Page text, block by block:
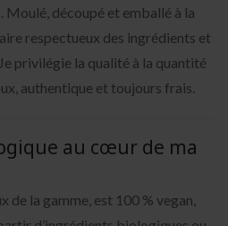
Moulé, découpé et emballé à la
respectueux des ingrédients et
privilégie la qualité à la quantité
authentique et toujours frais.
au cœur de ma
de la gamme, est 100 % vegan,